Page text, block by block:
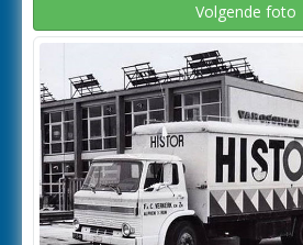
Volgende foto